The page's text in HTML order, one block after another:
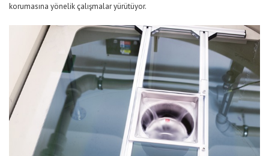
korumasına yönelik çalışmalar yürütüyor.